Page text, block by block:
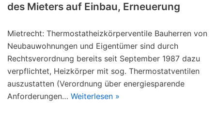
des Mieters auf Einbau, Erneuerung
Mietrecht: Thermostatheizkörperventile Bauherren von
Neubauwohnungen und Eigentümer sind durch
Rechtsverordnung bereits seit September 1987 dazu
verpflichtet, Heizkörper mit sog. Thermostatventilen
auszustatten (Verordnung über energiesparende
Anforderungen… Weiterlesen »